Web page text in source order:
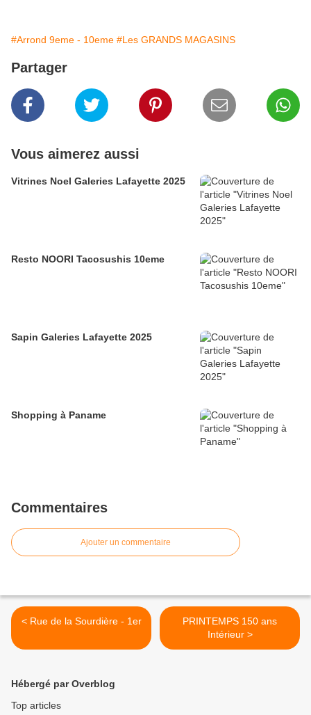
#Arrond 9eme - 10eme #Les GRANDS MAGASINS
Partager
Vous aimerez aussi
Vitrines Noel Galeries Lafayette 2025
Resto NOORI Tacosushis 10eme
Sapin Galeries Lafayette 2025
Shopping à Paname
Commentaires
Ajouter un commentaire
< Rue de la Sourdière - 1er
PRINTEMPS 150 ans
Intérieur >
Hébergé par Overblog
Top articles